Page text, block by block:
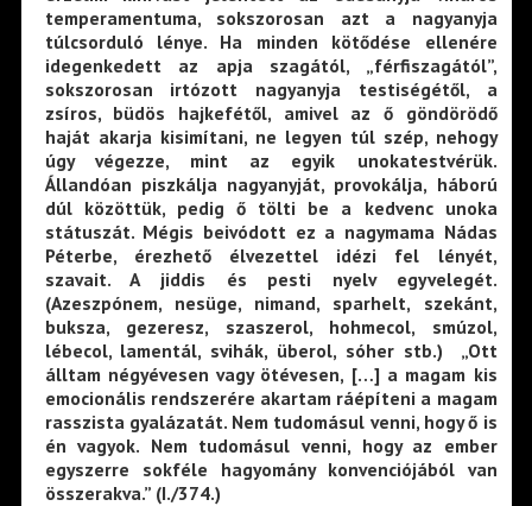
temperamentuma, sokszorosan azt a nagyanyja
túlcsorduló lénye. Ha minden kötődése ellenére
idegenkedett az apja szagától, „férfiszagától”,
sokszorosan irtózott nagyanyja testiségétől, a
zsíros, büdös hajkefétől, amivel az ő göndörödő
haját akarja kisimítani, ne legyen túl szép, nehogy
úgy végezze, mint az egyik unokatestvérük.
Állandóan piszkálja nagyanyját, provokálja, háború
dúl közöttük, pedig ő tölti be a kedvenc unoka
státuszát. Mégis beivódott ez a nagymama Nádas
Péterbe, érezhető élvezettel idézi fel lényét,
szavait. A jiddis és pesti nyelv egyvelegét.
(Azeszpónem, nesüge, nimand, sparhelt, szekánt,
buksza, gezeresz, szaszerol, hohmecol, smúzol,
lébecol, lamentál, svihák, überol, sóher stb.) „Ott
álltam négyévesen vagy ötévesen, […] a magam kis
emocionális rendszerére akartam ráépíteni a magam
rasszista gyalázatát. Nem tudomásul venni, hogy ő is
én vagyok. Nem tudomásul venni, hogy az ember
egyszerre sokféle hagyomány konvenciójából van
összerakva.” (I./374.)